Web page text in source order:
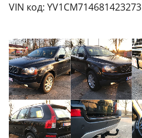
VIN код: YV1CM714681423273